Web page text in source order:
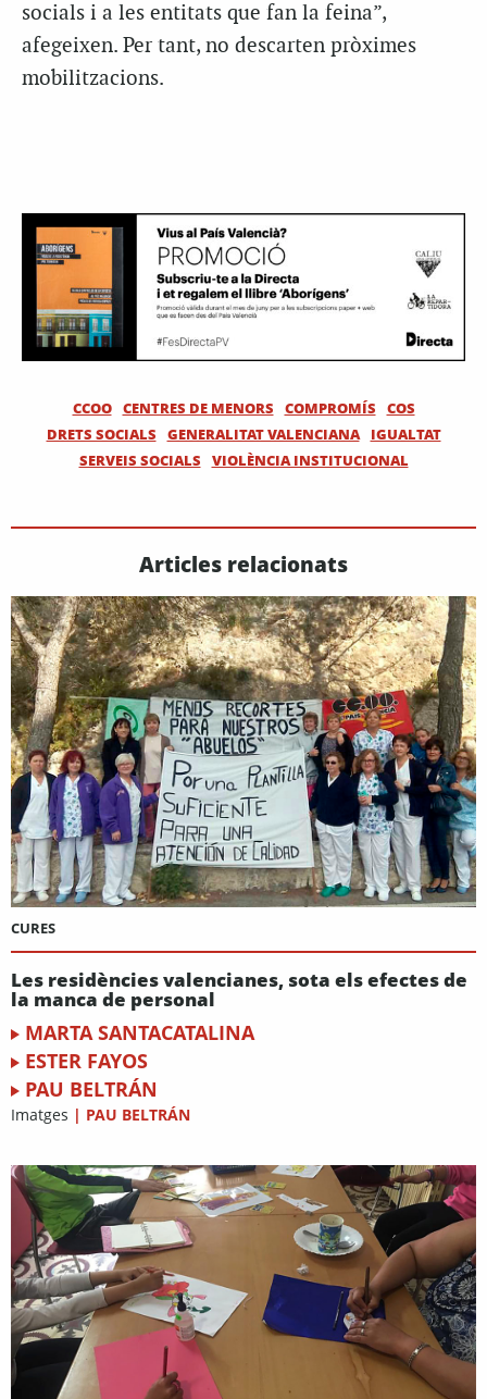
socials i a les entitats que fan la feina”,
afegeixen. Per tant, no descarten pròximes
mobilitzacions.
CCOO CENTRES DE MENORS COMPROMÍS
COS
DRETS SOCIALS
GENERALITAT VALENCIANA
IGUALTAT
SERVEIS SOCIALS
VIOLÈNCIA INSTITUCIONAL
Articles relacionats
CURES
Les residències valencianes, sota els efectes de
la manca de personal
MARTA SANTACATALINA
ESTER FAYOS
PAU BELTRÁN
Imatges | PAU BELTRÁN